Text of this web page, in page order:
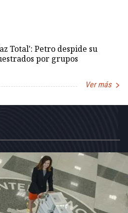
Total': Petro despide su
por grupos
Ver más